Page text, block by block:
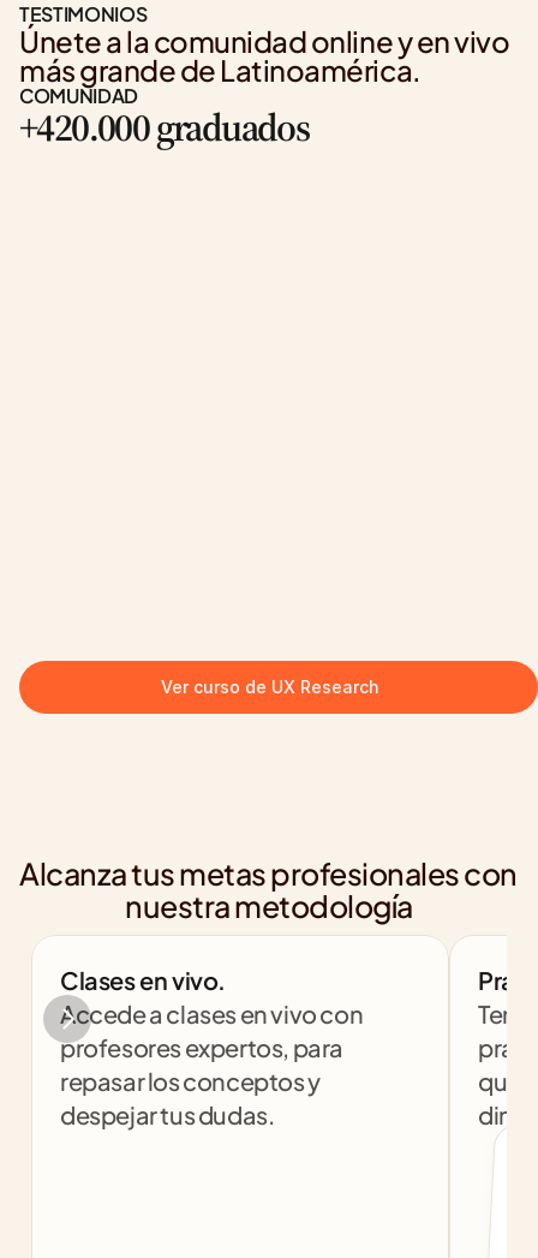
Alcanza tus metas profesionales con
nuestra metodología
Clases en vivo.
Accede a clases en vivo con
profesores expertos, para
repasar los conceptos y
despejar tus dudas.
que
TESTIMONIOS
Únete a la comunidad online y en vivo
más grande de Latinoamérica.
COMUNIDAD
+420.000 graduados
Ver curso de UX Research